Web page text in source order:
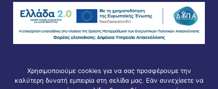
Χρησιμοποιούμε cookies για να σας προσφέρουμε την
καλύτερη δυνατή εμπειρία στη σελίδα μας. Εάν συνεχίσετε να